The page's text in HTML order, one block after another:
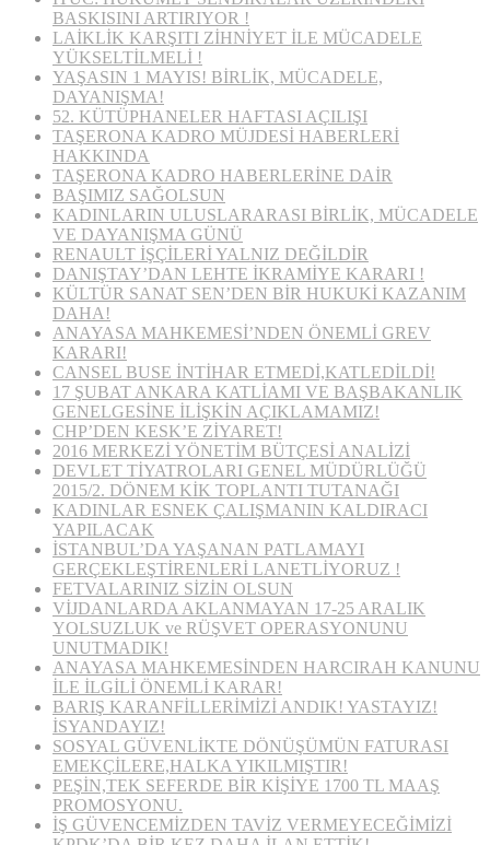
BASKISINI ARTIRIYOR !
LAİKLİK KARŞITI ZİHNİYET İLE MÜCADELE
YÜKSELTİLMELİ !
YAŞASIN 1 MAYIS! BİRLİK, MÜCADELE,
DAYANIŞMA!
52. KÜTÜPHANELER HAFTASI AÇILIŞI
TAŞERONA KADRO MÜJDESİ HABERLERİ
HAKKINDA
TAŞERONA KADRO HABERLERİNE DAİR
BAŞIMIZ SAĞOLSUN
KADINLARIN ULUSLARARASI BİRLİK, MÜCADELE
VE DAYANIŞMA GÜNÜ
RENAULT İŞÇİLERİ YALNIZ DEĞİLDİR
DANIŞTAY’DAN LEHTE İKRAMİYE KARARI !
KÜLTÜR SANAT SEN’DEN BİR HUKUKİ KAZANIM
DAHA!
ANAYASA MAHKEMESİ’NDEN ÖNEMLİ GREV
KARARI!
CANSEL BUSE İNTİHAR ETMEDİ,KATLEDİLDİ!
17 ŞUBAT ANKARA KATLİAMI VE BAŞBAKANLIK
GENELGESİNE İLİŞKİN AÇIKLAMAMIZ!
CHP’DEN KESK’E ZİYARET!
2016 MERKEZİ YÖNETİM BÜTÇESİ ANALİZİ
DEVLET TİYATROLARI GENEL MÜDÜRLÜĞÜ
2015/2. DÖNEM KİK TOPLANTI TUTANAĞI
KADINLAR ESNEK ÇALIŞMANIN KALDIRACI
YAPILACAK
İSTANBUL’DA YAŞANAN PATLAMAYI
GERÇEKLEŞTİRENLERİ LANETLİYORUZ !
FETVALARINIZ SİZİN OLSUN
VİJDANLARDA AKLANMAYAN 17-25 ARALIK
YOLSUZLUK ve RÜŞVET OPERASYONUNU
UNUTMADIK!
ANAYASA MAHKEMESİNDEN HARCIRAH KANUNU
İLE İLGİLİ ÖNEMLİ KARAR!
BARIŞ KARANFİLLERİMİZİ ANDIK! YASTAYIZ!
İSYANDAYIZ!
SOSYAL GÜVENLİKTE DÖNÜŞÜMÜN FATURASI
EMEKÇİLERE,HALKA YIKILMIŞTIR!
PEŞİN,TEK SEFERDE BİR KİŞİYE 1700 TL MAAŞ
PROMOSYONU.
İŞ GÜVENCEMİZDEN TAVİZ VERMEYECEĞİMİZİ